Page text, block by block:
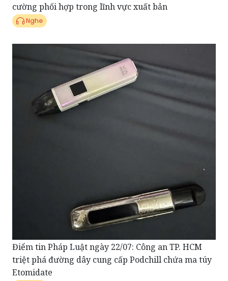
cường phối hợp trong lĩnh vực xuất bản
Nghe
Điểm tin Pháp Luật ngày 22/07: Công an TP. HCM
triệt phá đường dây cung cấp Podchill chứa ma túy
Etomidate